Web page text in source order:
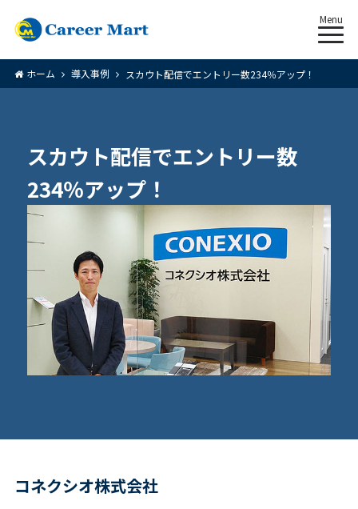
Menu
ホーム 導入事例 スカウト配信でエントリー数234％アップ！
スカウト配信でエントリー数
234％アップ！
コネクシオ株式会社